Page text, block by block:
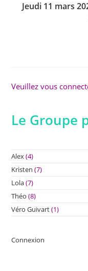
Jeudi 11 mars
Veuillez vous
Le Groupe
Alex(4)
Kristen (7)
Lola(7)
Théo (8)
Véro Guivart(1)
Connexion